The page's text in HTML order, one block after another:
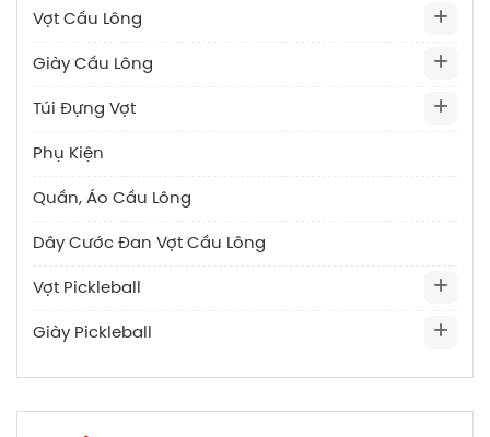
Vợt Cầu Lông
Giày Cầu Lông
Túi Đựng Vợt
Phụ Kiện
Quần, Áo Cầu Lông
Dây Cước Đan Vợt Cầu Lông
Vợt Pickleball
Giày Pickleball